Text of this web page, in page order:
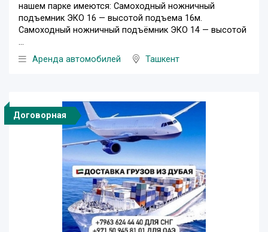
нашем парке имеются: Самоходный ножничный
подъемник ЭКО 16 — высотой подъема 16м.
Самоходный ножничный подъёмник ЭКО 14 — высотой
...
Аренда автомобилей
Ташкент
Договорная